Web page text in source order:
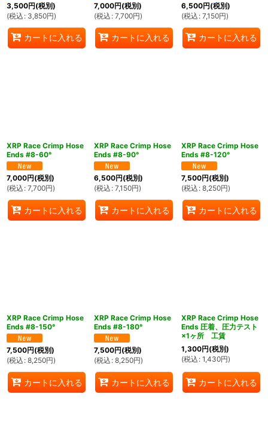
3,500円(税別)
(税込 : 3,850円)
カートに入れる
7,000円(税別)
(税込 : 7,700円)
カートに入れる
6,500円(税別)
(税込 : 7,150円)
カートに入れる
XRP Race Crimp Hose
Ends #8-60°
7,000円(税別)
(税込 : 7,700円)
カートに入れる
XRP Race Crimp Hose
Ends #8-90°
6,500円(税別)
(税込 : 7,150円)
カートに入れる
XRP Race Crimp Hose
Ends #8-120°
7,500円(税別)
(税込 : 8,250円)
カートに入れる
XRP Race Crimp Hose
Ends #8-150°
7,500円(税別)
(税込 : 8,250円)
カートに入れる
XRP Race Crimp Hose
Ends #8-180°
7,500円(税別)
(税込 : 8,250円)
カートに入れる
XRP Race Crimp Hose
Ends 圧着、圧力テスト
×1ヶ所 工賃
1,300円(税別)
(税込 : 1,430円)
カートに入れる